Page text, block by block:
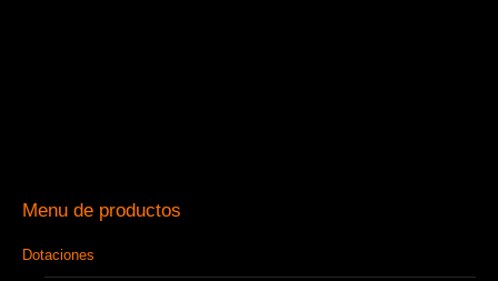
Menu de productos
Dotaciones